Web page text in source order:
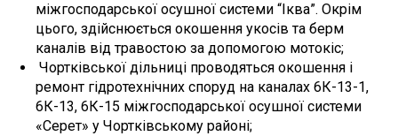
міжгосподарської осушної системи “Іква”. Окрім
цього, здійснюється окошення укосів та берм
каналів від травостою за допомогою мотокіс;
Чортківської дільниці проводяться окошення і
ремонт гідротехнічних споруд на каналах 6К-13-1,
6К-13, 6К-15 міжгосподарської осушної системи
«Серет» у Чортківському районі;